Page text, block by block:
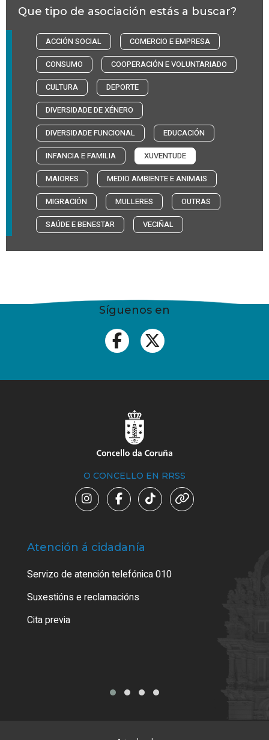
Que tipo de asociación estás a buscar?
ACCIÓN SOCIAL
COMERCIO E EMPRESA
CONSUMO
COOPERACIÓN E VOLUNTARIADO
CULTURA
DEPORTE
DIVERSIDADE DE XÉNERO
DIVERSIDADE FUNCIONAL
EDUCACIÓN
INFANCIA E FAMILIA
XUVENTUDE
MAIORES
MEDIO AMBIENTE E ANIMAIS
MIGRACIÓN
MULLERES
OUTRAS
SAÚDE E BENESTAR
VECIÑAL
Síguenos en
O CONCELLO EN RRSS
Atención á cidadanía
Servizo de atención telefónica 010
Suxestións e reclamacións
Cita previa